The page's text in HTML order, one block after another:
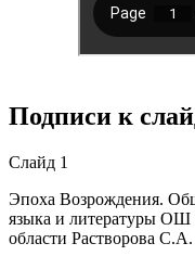
Подписи к
Слайд 1
Эпоха Возрождения.
языка и литературы ОШ
области Растворова С.А.